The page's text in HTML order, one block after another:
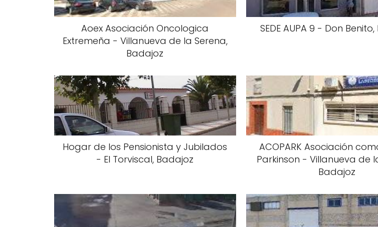
Aoex Asociación Oncologica
Extremeña - Villanueva de la Serena,
Badajoz
SEDE AUPA 9 - Don
Hogar de los Pensionista y Jubilados
- El Torviscal, Badajoz
ACOPARK Asociación
Parkinson - Villanueva de
Badajoz